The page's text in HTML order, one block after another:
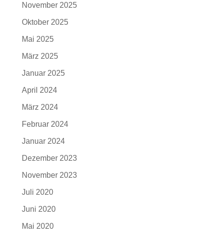
November 2025
Oktober 2025
Mai 2025
März 2025
Januar 2025
April 2024
März 2024
Februar 2024
Januar 2024
Dezember 2023
November 2023
Juli 2020
Juni 2020
Mai 2020